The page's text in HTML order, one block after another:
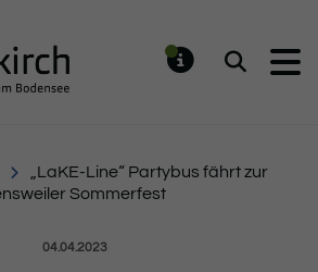
Suchen
„LaKE-Line“ Partybus fährt zur
Sommerfest
Veröffentlicht am:
04.04.2023